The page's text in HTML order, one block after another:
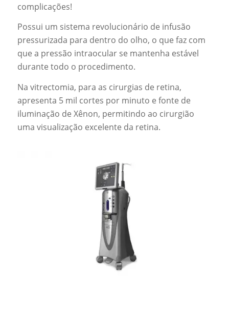
complicações!
Possui um sistema revolucionário de infusão
pressurizada para dentro do olho, o que faz com
que a pressão intraocular se mantenha estável
durante todo o procedimento.
Na vitrectomia, para as cirurgias de retina,
apresenta 5 mil cortes por minuto e fonte de
iluminação de Xênon, permitindo ao cirurgião
uma visualização excelente da retina.